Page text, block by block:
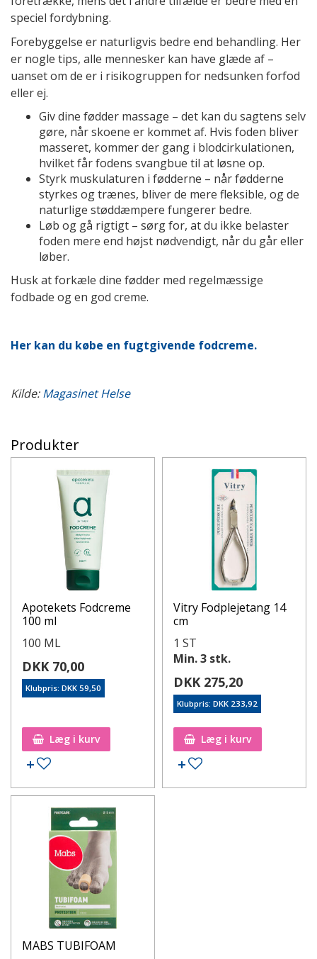
speciel fordybning.
Forebyggelse er naturligvis bedre end behandling. Her
er nogle tips, alle mennesker kan have glæde af –
uanset om de er i risikogruppen for nedsunken forfod
eller ej.
Giv dine fødder massage – det kan du sagtens selv
gøre, når skoene er kommet af. Hvis foden bliver
masseret, kommer der gang i blodcirkulationen,
hvilket får fodens svangbue til at løsne op.
Styrk muskulaturen i fødderne – når fødderne
styrkes og trænes, bliver de mere fleksible, og de
naturlige støddæmpere fungerer bedre.
Løb og gå rigtigt – sørg for, at du ikke belaster
foden mere end højst nødvendigt, når du går eller
løber.
Husk at forkæle dine fødder med regelmæssige
fodbade og en god creme.
Her kan du købe en fugtgivende fodcreme.
Kilde: Magasinet Helse
Produkter
Apotekets Fodcreme
100 ml
100 ML
DKK 70,00
Klubpris: DKK 59,50
Læg i kurv
Vitry Fodplejetang 14
cm
1 ST
Min. 3 stk.
DKK 275,20
Klubpris: DKK 233,92
Læg i kurv
MABS TUBIFOAM